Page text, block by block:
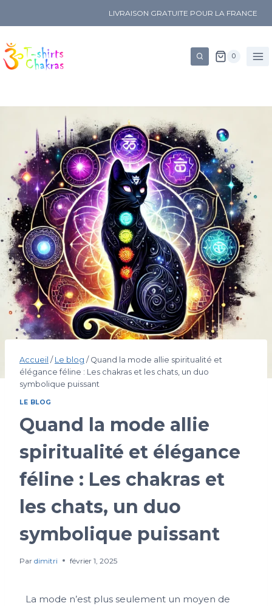
LIVRAISON GRATUITE POUR LA FRANCE
0
Accueil / Le blog / Quand la mode allie spiritualité et
élégance féline : Les chakras et les chats, un duo
symbolique puissant
LE BLOG
Quand la mode allie
spiritualité et élégance
féline : Les chakras et
les chats, un duo
symbolique puissant
Par dimitri février 1, 2025
La mode n’est plus seulement un moyen de